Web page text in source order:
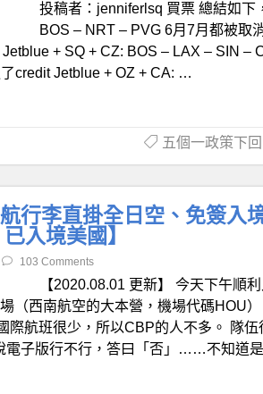
投稿者：jenniferlsq 買票 總結如下
BOS – NRT – PVG 6月7月都被取
+ SQ + CZ: BOS – LAX – SIN –
credit Jetblue + OZ + CA: …
五個一政策下回
行李直掛全日空、免簽入
入境美國】
103 Comments
【2020.08.01 更新】 今天下午順
（西南航空的大本營，機場代碼HOU
際航班很少，所以CBP的人不多。 隊
電子版行不行，答曰「否」……不知道